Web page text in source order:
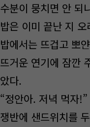
수분이 뭉치면 안 되
밥은 이미 끝난 지
밥에서는 뜨겁고 뽀
뜨거운 연기에 잠깐
았다.
“정안아. 저녁 먹자!”
쟁반에 샌드위치를